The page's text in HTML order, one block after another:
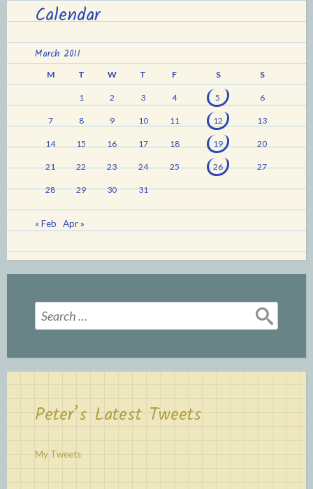
Calendar
March 2011
M T W T F S S
1 2 3 4 5 6
7 8 9 10 11 12 13
14 15 16 17 18 19 20
21 22 23 24 25 26 27
28 29 30 31
« Feb Apr »
Search
for:
Peter’s Latest Tweets
My Tweets